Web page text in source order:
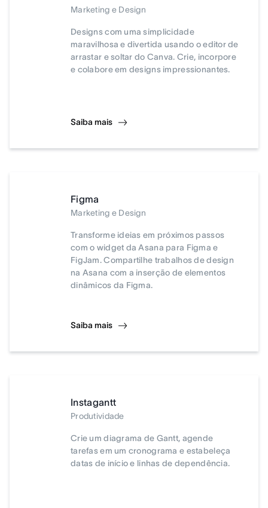
Marketing e Design
Designs com uma simplicidade
maravilhosa e divertida usando o editor de
arrastar e soltar do Canva. Crie, incorpore
e colabore em designs impressionantes.
Saiba mais
Figma
Marketing e Design
Transforme ideias em próximos passos
com o widget da Asana para Figma e
FigJam. Compartilhe trabalhos de design
na Asana com a inserção de elementos
dinâmicos da Figma.
Saiba mais
Instagantt
Produtividade
Crie um diagrama de Gantt, agende
tarefas em um cronograma e estabeleça
datas de início e linhas de dependência.